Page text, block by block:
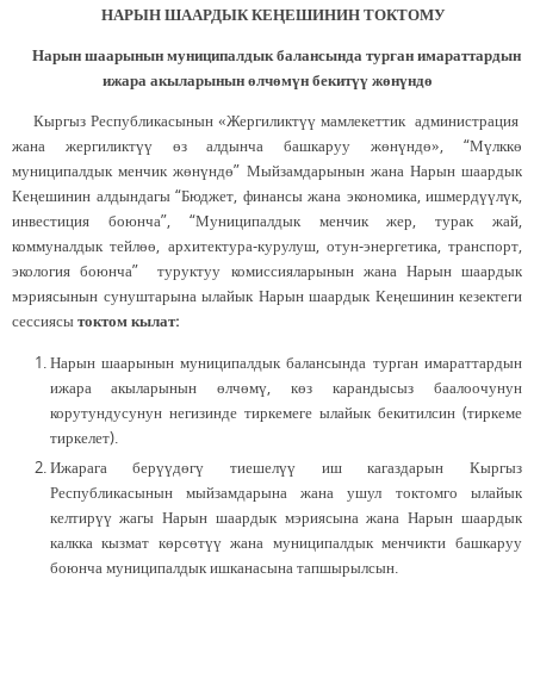
НАРЫН ШААРДЫК КЕҢЕШИНИНТОКТОМУ
Нарын шаарынын муниципалдык балансында турган имараттардын
ижара акыларынын өлчөмүн бекитүү жөнүндө
Кыргыз Республикасынын «Жергиликтүү мамлекеттик администрация
жана жергиликтүү өз алдынча башкаруу жөнүндө», “Мүлккө
муниципалдык менчик жөнүндө” Мыйзамдарынын жана Нарын шаардык
Кеңешинин алдындагы “Бюджет, финансы жана экономика, ишмердүүлүк,
инвестиция боюнча”, “Муниципалдык менчик жер, турак жай,
коммуналдык тейлөө, архитектура-курулуш, отун-энергетика, транспорт,
экология боюнча” туруктуу комиссияларынын жана Нарын шаардык
мэриясынын сунуштарына ылайык Нарын шаардык Кеңешинин кезектеги
сессиясытоктом кылат:
Нарын шаарынын муниципалдык балансында турган имараттардын
ижара акыларынын өлчөмү, көз карандысыз баалоочунун
корутундусунун негизинде тиркемеге ылайык бекитилсин (тиркеме
тиркелет).
Ижарага берүүдөгү тиешелүү иш кагаздарын Кыргыз
Республикасынын мыйзамдарына жана ушул токтомго ылайык
келтирүү жагы Нарын шаардык мэриясына жана Нарын шаардык
калкка кызмат көрсөтүү жана муниципалдык менчикти башкаруу
боюнча муниципалдык ишканасына тапшырылсын.